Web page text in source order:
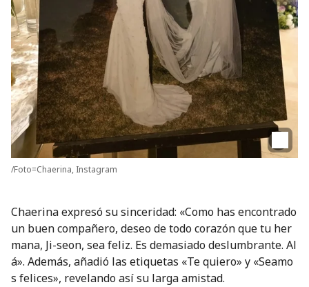
/Foto=Chaerina, Instagram
Chaerina expresó su sinceridad: «Como has encontrado
un buen compañero, deseo de todo corazón que tu her
mana, Ji-seon, sea feliz. Es demasiado deslumbrante. Al
á». Además, añadió las etiquetas «Te quiero» y «Seamo
s felices», revelando así su larga amistad.